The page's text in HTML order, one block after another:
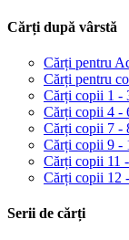
Cărți după vârstă
Cărți pentru
Cărți pentru
Cărți copii 1 -
Cărți copii 4 -
Cărți copii 7 -
Cărți copii 9 -
Cărți copii 11
Cărți copii 12
Serii de cărți